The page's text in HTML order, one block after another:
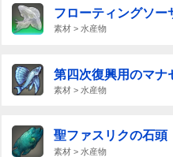
フローティングソー
素材 > 水産物
第四次復興用のマナ
素材 > 水産物
聖ファスリクの石頭
素材 > 水産物